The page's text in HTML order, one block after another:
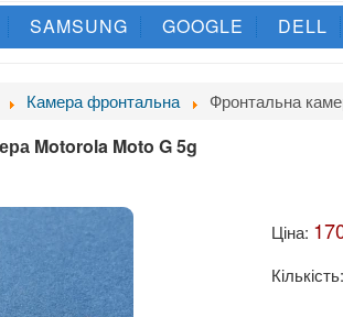
SAMSUNG GOOGLE DELL
Камера фронтальна Фронтальна
Motorola Moto G 5g
Ціна:
Кількість: